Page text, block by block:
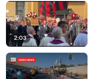
2:03